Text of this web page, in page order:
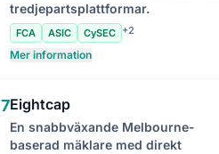
tredjepartsplattformar.
FCA ASIC CySEC +2
Mer information
7Eightcap
En snabbväxande Melbourne-
baserad mäklare med direkt